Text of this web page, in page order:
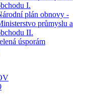
I.
plán obnovy -
průmyslu a
II.
úsporám